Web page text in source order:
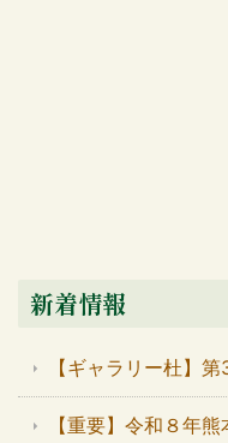
新着情報
【ギャラリー杜】
【重要】令和８年